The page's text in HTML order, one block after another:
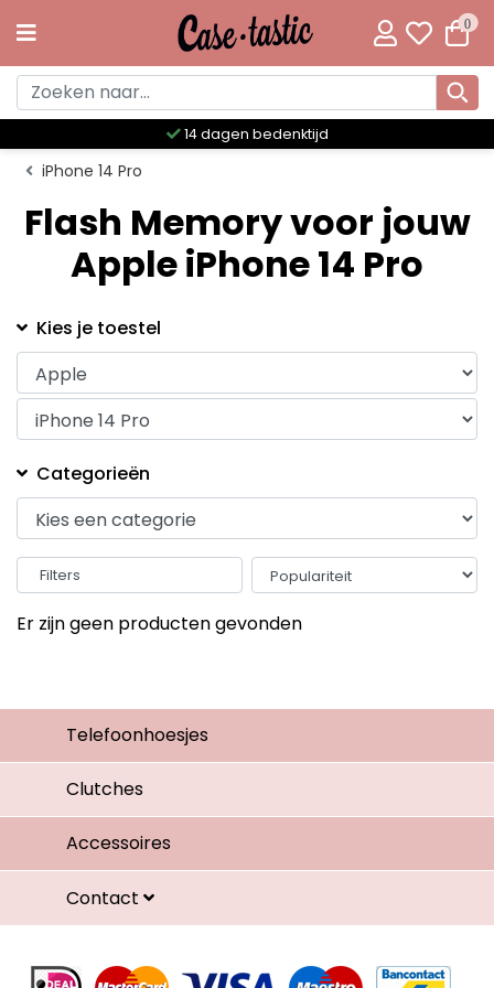
0
14 dagen bedenktijd
iPhone 14 Pro
Flash Memory voor jouw
Apple iPhone 14 Pro
Kies je toestel
Categorieën
Filters
Er zijn geen producten gevonden
Telefoonhoesjes
Clutches
Accessoires
Contact